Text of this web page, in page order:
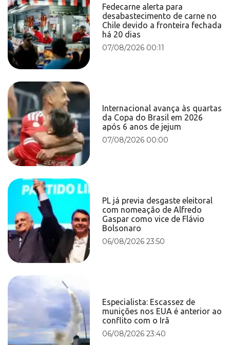
Fedecarne alerta para
desabastecimento de carne no
Chile devido a fronteira fechada
há 20 dias
07/08/2026 00:11
Internacional avança às quartas
da Copa do Brasil em 2026
após 6 anos de jejum
07/08/2026 00:00
PL já previa desgaste eleitoral
com nomeação de Alfredo
Gaspar como vice de Flávio
Bolsonaro
06/08/2026 23:50
Especialista: Escassez de
munições nos EUA é anterior ao
conflito com o Irã
06/08/2026 23:40